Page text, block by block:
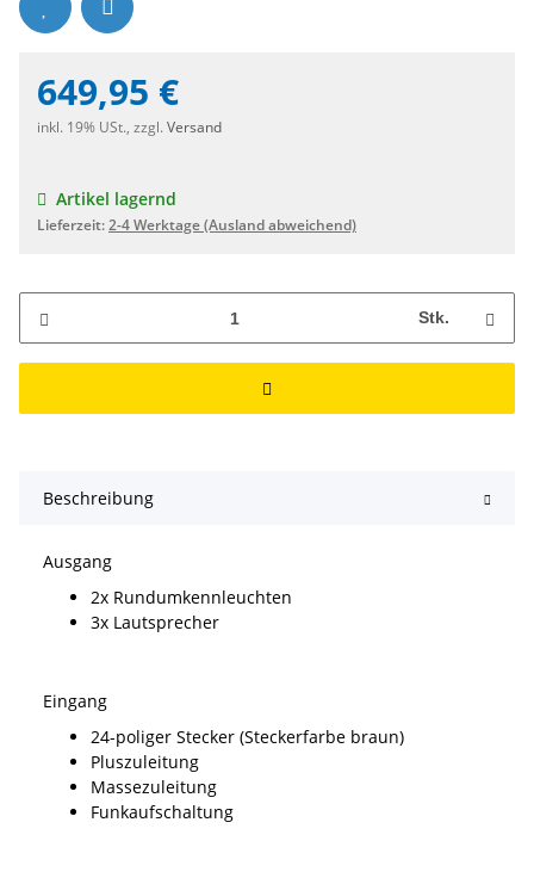
649,95 €
inkl. 19% USt., zzgl. Versand
Artikel lagernd
Lieferzeit:2-4 Werktage(Ausland abweichend)
Stk.
Beschreibung
Ausgang
2x Rundumkennleuchten
3x Lautsprecher
Eingang
24-poliger Stecker (Steckerfarbe braun)
Pluszuleitung
Massezuleitung
Funkaufschaltung